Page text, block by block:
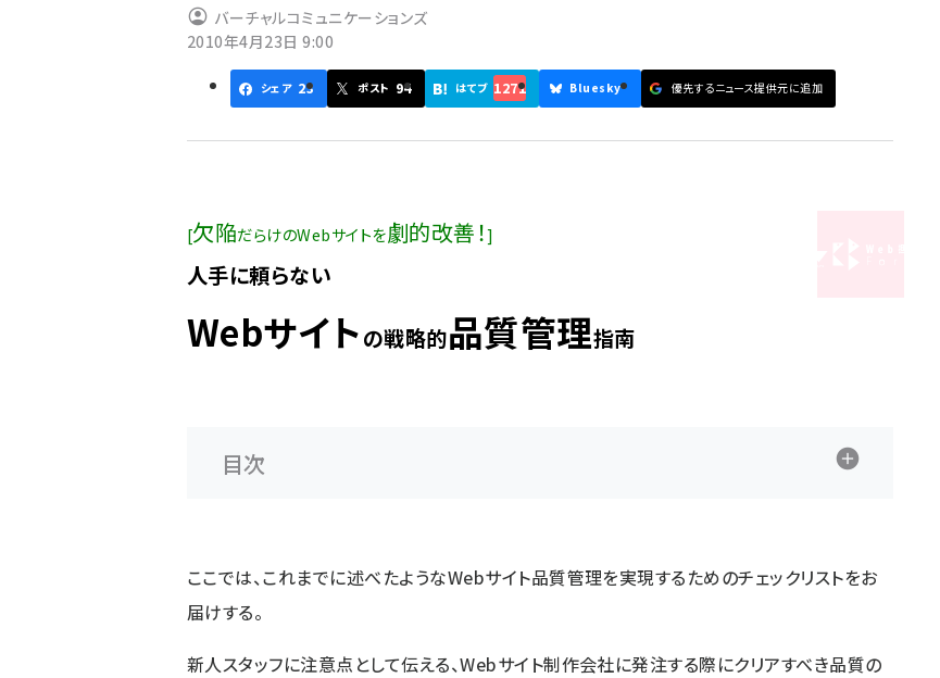
バーチャルコミュニケーションズ
2010年4月23日 9:00
シェア 23 ポスト 94 はてブ 1271 Bluesky 優先するニュース提供元に追加
[欠陥だらけのWebサイトを劇的改善！]
人手に頼らない
Webサイトの戦略的品質管理指南
目次
ここでは、これまでに述べたようなWebサイト品質管理を実現するためのチェックリストをお
届けする。
新人スタッフに注意点として伝える、Webサイト制作会社に発注する際にクリアすべき品質の